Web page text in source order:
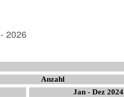
2026
Anzahl
Jan - Dez 2024